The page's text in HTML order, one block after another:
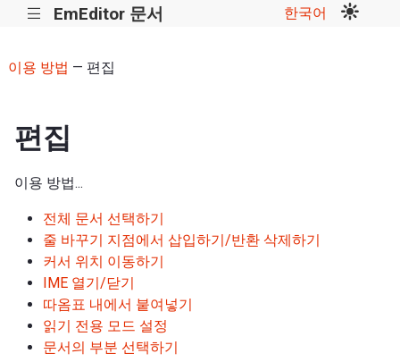
||| EmEditor 문서 한국어
이용 방법 — 편집
편집
이용 방법...
전체 문서 선택하기
줄 바꾸기 지점에서 삽입하기/반환 삭제하기
커서 위치 이동하기
IME 열기/닫기
따옴표 내에서 붙여넣기
읽기 전용 모드 설정
문서의 부분 선택하기